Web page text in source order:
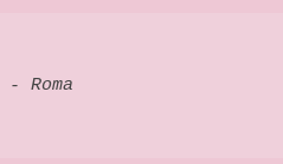
- Roma